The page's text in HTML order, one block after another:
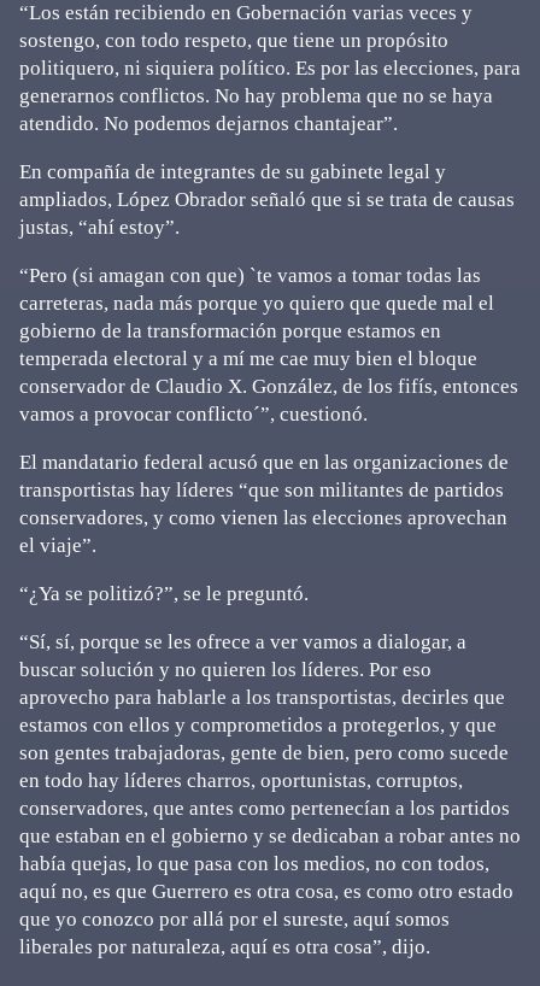
“Los están recibiendo en Gobernación varias veces y
sostengo, con todo respeto, que tiene un propósito
politiquero, ni siquiera político. Es por las elecciones, para
generarnos conflictos. No hay problema que no se haya
atendido. No podemos dejarnos chantajear”.
En compañía de integrantes de su gabinete legal y
ampliados, López Obrador señaló que si se trata de causas
justas, “ahí estoy”.
“Pero (si amagan con que) `te vamos a tomar todas las
carreteras, nada más porque yo quiero que quede mal el
gobierno de la transformación porque estamos en
temperada electoral y a mí me cae muy bien el bloque
conservador de Claudio X. González, de los fifís, entonces
vamos a provocar conflicto´”, cuestionó.
El mandatario federal acusó que en las organizaciones de
transportistas hay líderes “que son militantes de partidos
conservadores, y como vienen las elecciones aprovechan
el viaje”.
“¿Ya se politizó?”, se le preguntó.
“Sí, sí, porque se les ofrece a ver vamos a dialogar, a
buscar solución y no quieren los líderes. Por eso
aprovecho para hablarle a los transportistas, decirles que
estamos con ellos y comprometidos a protegerlos, y que
son gentes trabajadoras, gente de bien, pero como sucede
en todo hay líderes charros, oportunistas, corruptos,
conservadores, que antes como pertenecían a los partidos
que estaban en el gobierno y se dedicaban a robar antes no
había quejas, lo que pasa con los medios, no con todos,
aquí no, es que Guerrero es otra cosa, es como otro estado
que yo conozco por allá por el sureste, aquí somos
liberales por naturaleza, aquí es otra cosa”, dijo.